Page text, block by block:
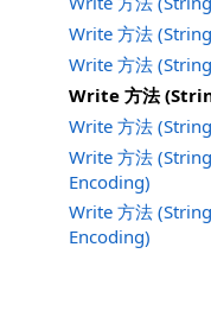
Write 方法
Write 方法
Write 方法
Write 方法
Write 方法
Encoding)
Write 方法
Encoding)